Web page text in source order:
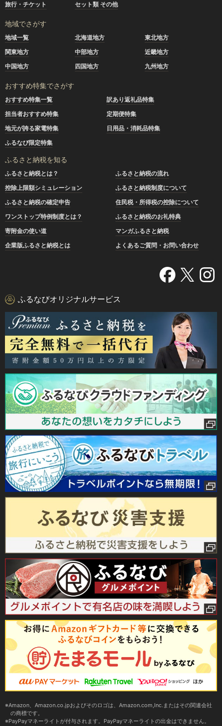
旅行・チケット
セット類 その他
地域でさがす
地域一覧 北海道地方
東北地方
関東地方
中部地方
近畿地方
中国地方
四国地方 九州地方
おすすめ特集でさがす
おすすめ特集一覧
訳あり返礼品特集
担当者おすすめ特集
定期便特集
地元が誇る家電特集
日用品・消耗品特集
ふるなび限定特集
ふるさと納税を知る
ふるさと納税とは？
ふるさと納税の流れ
控除上限額シミュレーション
ふるさと納税制度について
ふるさと納税の確定申告
住民税・所得税の控除について
ワンストップ特例制度とは？
ふるさと納税のお礼特典
寄附金の使い道
マンガふるさと納税
企業版ふるさと納税とは
よくあるご質問・お問い合わせ
ふるなびオリジナルサービス
Amazon、Amazon.co.jpおよびそのロゴは、Amazon.com,Inc.またはその関連会社
の商標です。
PayPayマネーライトが付与されます。PayPayマネーライトの出金はできません。